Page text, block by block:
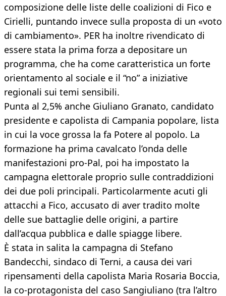
composizione delle liste delle coalizioni di Fico e
Cirielli, puntando invece sulla proposta di un «voto
di cambiamento». PER ha inoltre rivendicato di
essere stata la prima forza a depositare un
programma, che ha come caratteristica un forte
orientamento al sociale e il “no” a iniziative
regionali sui temi sensibili.
Punta al 2,5% anche Giuliano Granato, candidato
presidente e capolista di Campania popolare, lista
in cui la voce grossa la fa Potere al popolo. La
formazione ha prima cavalcato l’onda delle
manifestazioni pro-Pal, poi ha impostato la
campagna elettorale proprio sulle contraddizioni
dei due poli principali. Particolarmente acuti gli
attacchi a Fico, accusato di aver tradito molte
delle sue battaglie delle origini, a partire
dall’acqua pubblica e dalle spiagge libere.
È stata in salita la campagna di Stefano
Bandecchi, sindaco di Terni, a causa dei vari
ripensamenti della capolista Maria Rosaria Boccia,
la co-protagonista del caso Sangiuliano (tra l’altro